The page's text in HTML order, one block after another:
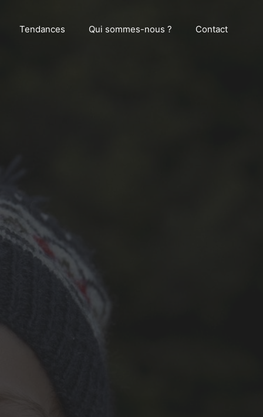
Tendances Qui sommes-nous ? Contact